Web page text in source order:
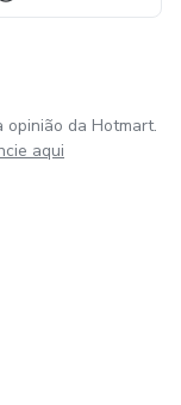
da Hotmart.
aqui